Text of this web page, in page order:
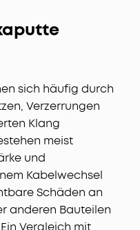
sich häufig durch
Verzerrungen
Klang
meist
und
Kabelwechsel
Schäden an
anderen Bauteilen